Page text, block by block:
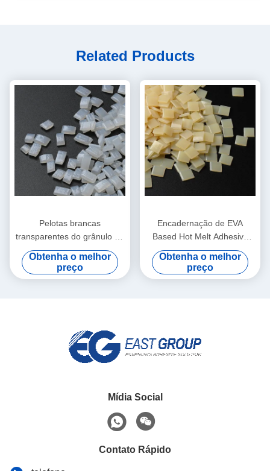
Related Products
Pelotas brancas
transparentes do grânulo de
EVA Bookbinding Hot Melt
Adhesive
Obtenha o melhor
preço
Encadernação de EVA
Based Hot Melt Adhesive
EVA Hot Melt Glue For do
grânulo
Obtenha o melhor
preço
Mídia Social
Contato Rápido